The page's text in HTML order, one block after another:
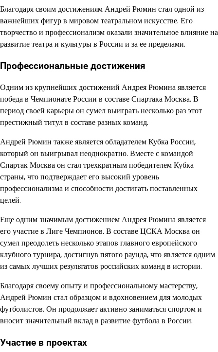
Благодаря своим достижениям Андрей Рюмин стал одной из
важнейших фигур в мировом театральном искусстве. Его
творчество и профессионализм оказали значительное влияние на
развитие театра и культуры в России и за ее пределами.
Профессиональные достижения
Одним из крупнейших достижений Андрея Рюмина является
победа в Чемпионате России в составе Спартака Москва. В
период своей карьеры он сумел выиграть несколько раз этот
престижный титул в составе разных команд.
Андрей Рюмин также является обладателем Кубка России,
который он выигрывал неоднократно. Вместе с командой
Спартак Москва он стал трехкратным победителем Кубка
страны, что подтверждает его высокий уровень
профессионализма и способности достигать поставленных
целей.
Еще одним значимым достижением Андрея Рюмина является
его участие в Лиге Чемпионов. В составе ЦСКА Москва он
сумел преодолеть несколько этапов главного европейского
клубного турнира, достигнув пятого раунда, что является одним
из самых лучших результатов российских команд в истории.
Благодаря своему опыту и профессиональному мастерству,
Андрей Рюмин стал образцом и вдохновением для молодых
футболистов. Он продолжает активно заниматься спортом и
вносит значительный вклад в развитие футбола в России.
Участие в проектах